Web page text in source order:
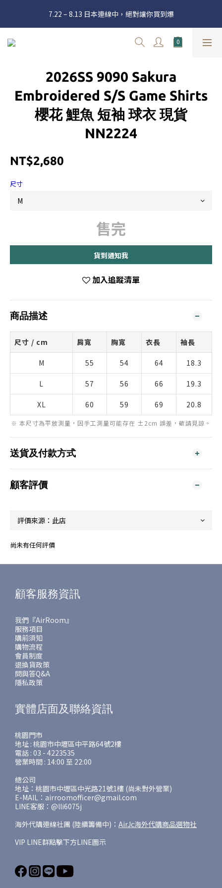
官網三週年 8月滿額送購物金 - 滿 $2000 送 $60 / 滿 $4000 送 $300
/ 滿 $10000 送 $1500
7.22 – 8.13 日本連線中，絕對讓你買到爆
新加入會員享有 $50購物金  |  消費滿$5000即可免運  |  會員好康制
/ 滿 $10000 送 $1500
2026SS 9090 Sakura
Embroidered S/S Game Shirts
櫻花 鯉魚 短袖 球衣 現貨
NN2224
NT$2,680
尺寸
售完
貨到通知我
加入追蹤清單
商品描述
尺寸 / cm 肩寬 胸寬 衣長 袖長
M 55 54 64 18.3
L 57 56 66 19.3
XL 60 59 69 20.8
※ 本尺寸為平放測量，因手工測量可能存在 ±2cm 誤差，敬請見諒。
送貨及付款方式
顧客評價
尚未有任何評價
顧客服務資訊
我們『AirRoom』
服務項目
購前須知
購物流程
會員制度
退換貨政策
問與答Q&A
隱私政策
實體店面及聯絡資訊
桃園門市
地址 : 桃園市中壢區中平路64號2樓
電話 : 03 - 4223535
營業時間 : 14:00 至 22:00
總公司
地址：桃園市中壢區中光路21號1樓 (尚未對外營業)
E-MAIL：airroomofficer@gmail.com
LINE客服：@lli6075j
海外代購連線社團 (陸續籌備中)： AirJc海外代購商品選物社
VIP LINE群點擊下方LINE圖示